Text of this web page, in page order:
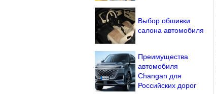
Выбор обшивки
салона автомобиля
Преимущества
автомобиля
Changan для
Российских дорог